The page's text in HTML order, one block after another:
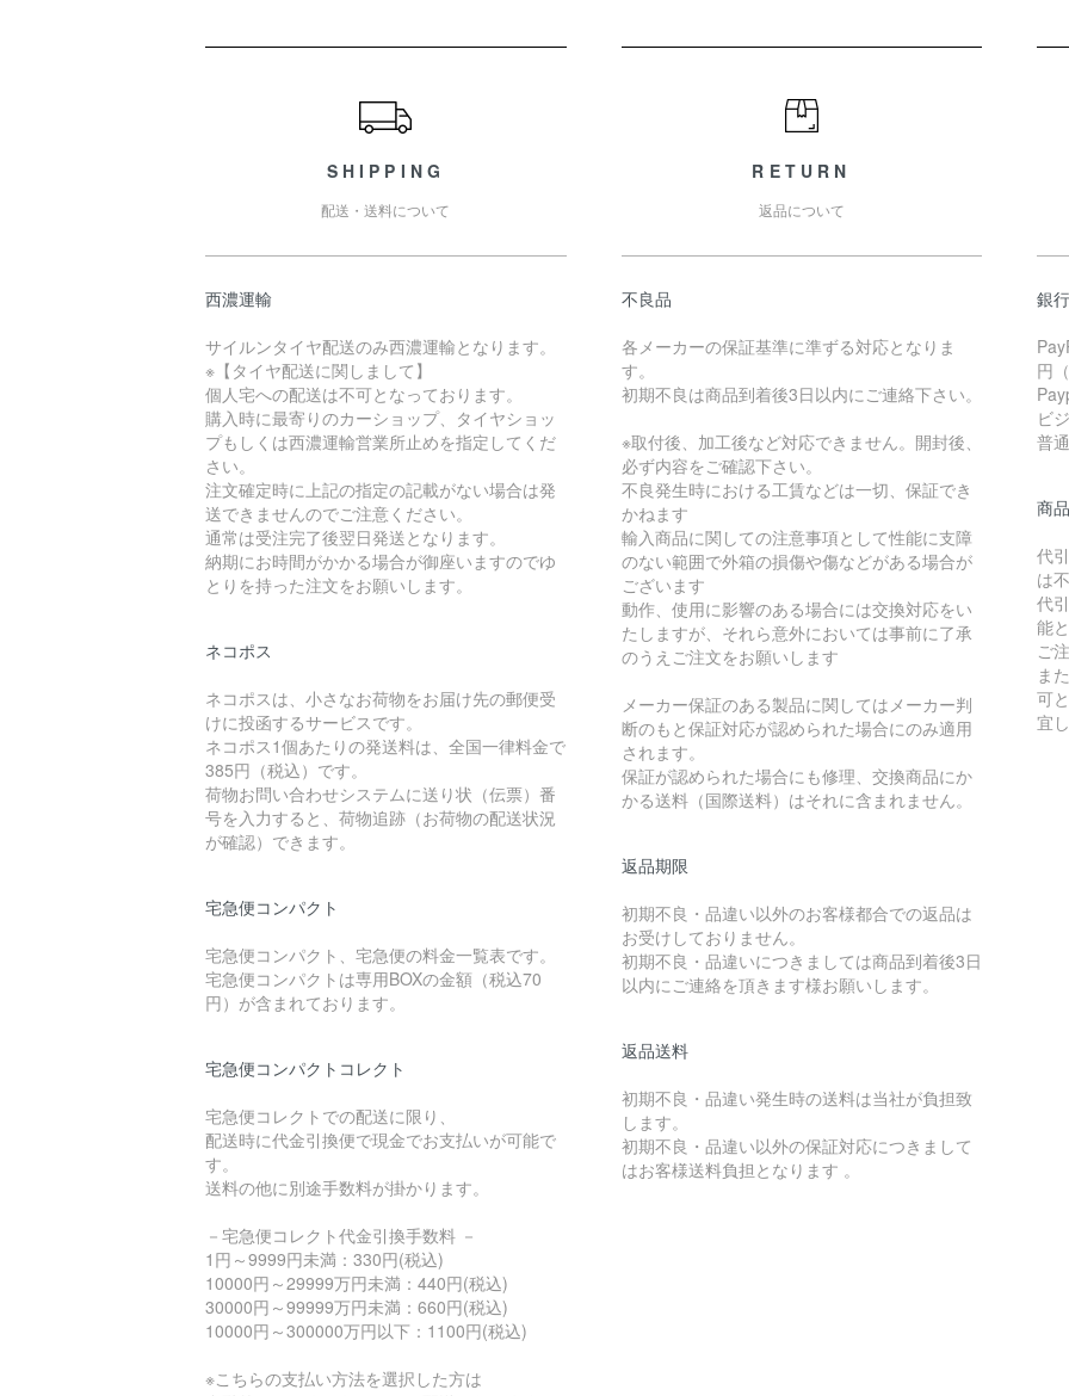
SHIPPING
配送・送料について
西濃運輸
サイルンタイヤ配送のみ西濃運輸となります。
※【タイヤ配送に関しまして】
個人宅への配送は不可となっております。
購入時に最寄りのカーショップ、タイヤショッ
プもしくは西濃運輸営業所止めを指定してくだ
さい。
注文確定時に上記の指定の記載がない場合は発
送できませんのでご注意ください。
通常は受注完了後翌日発送となります。
納期にお時間がかかる場合が御座いますのでゆ
とりを持った注文をお願いします。
ネコポス
ネコポスは、小さなお荷物をお届け先の郵便受
けに投函するサービスです。
ネコポス1個あたりの発送料は、全国一律料金で
385円（税込）です。
荷物お問い合わせシステムに送り状（伝票）番
号を入力すると、荷物追跡（お荷物の配送状況
が確認）できます。
宅急便コンパクト
宅急便コンパクト、宅急便の料金一覧表です。
宅急便コンパクトは専用BOXの金額（税込70
円）が含まれております。
宅急便コンパクトコレクト
宅急便コレクトでの配送に限り、
配送時に代金引換便で現金でお支払いが可能で
す。
送料の他に別途手数料が掛かります。
－宅急便コレクト代金引換手数料 －
1円～9999円未満：330円(税込)
10000円～29999万円未満：440円(税込)
30000円～99999万円未満：660円(税込)
10000円～300000万円以下：1100円(税込)
※こちらの支払い方法を選択した方は
RETURN
返品について
不良品
各メーカーの保証基準に準ずる対応となりま
す。
初期不良は商品到着後3日以内にご連絡下さい。
※取付後、加工後など対応できません。開封後、
必ず内容をご確認下さい。
不良発生時における工賃などは一切、保証でき
かねます
輸入商品に関しての注意事項として性能に支障
のない範囲で外箱の損傷や傷などがある場合が
ございます
動作、使用に影響のある場合には交換対応をい
たしますが、それら意外においては事前に了承
のうえご注文をお願いします
メーカー保証のある製品に関してはメーカー判
断のもと保証対応が認められた場合にのみ適用
されます。
保証が認められた場合にも修理、交換商品にか
かる送料（国際送料）はそれに含まれません。
返品期限
初期不良・品違い以外のお客様都合での返品は
お受けしておりません。
初期不良・品違いにつきましては商品到着後3日
以内にご連絡を頂きます様お願いします。
返品送料
初期不良・品違い発生時の送料は当社が負担致
します。
初期不良・品違い以外の保証対応につきまして
はお客様送料負担となります 。
銀
円
ビ
普
商
代
は
代
能
ご
ま
可
宜